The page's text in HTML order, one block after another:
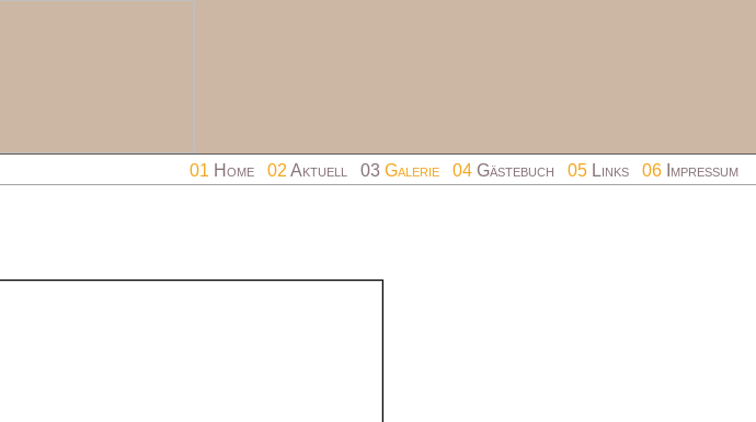
01 Home 02 Aktuell 03 Galerie 04 Gästebuch 05 Links 06 Impressum